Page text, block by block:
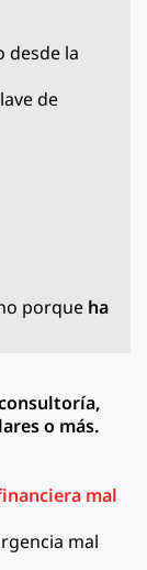
desde la
de
porque ha
o más.
mal
mal